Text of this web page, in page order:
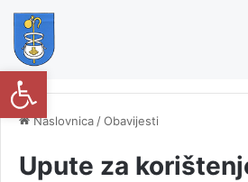
Naslovnica /Obavijesti
Upute za
Open toolbar